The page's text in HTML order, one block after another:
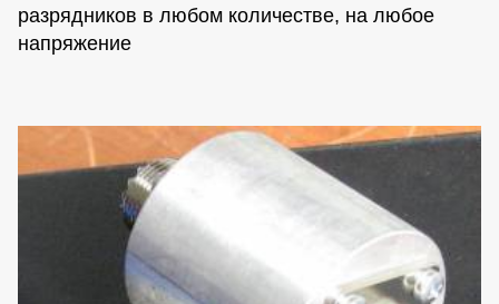
разрядников в любом количестве, на любое
напряжение